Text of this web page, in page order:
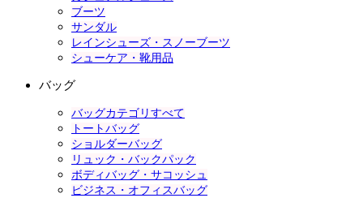
ブーツ
サンダル
レインシューズ・スノーブーツ
シューケア・靴用品
バッグ
バッグカテゴリすべて
トートバッグ
ショルダーバッグ
リュック・バックパック
ボディバッグ・サコッシュ
ビジネス・オフィスバッグ